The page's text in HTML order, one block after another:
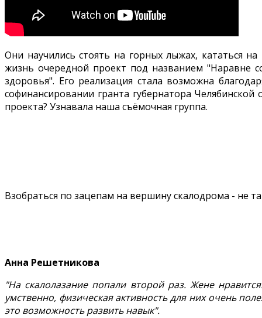
Они научились стоять на горных лыжах, кататься
жизнь очередной проект под названием "Наравне
здоровья". Его реализация стала возможна
софинансировании гранта губернатора
проекта? Узнавала наша съёмочная группа.
Взобраться по зацепам на вершину скалодрома - не
Анна Решетникова
"На скалолазание попали второй раз. Жене
умственно, физическая активность для них очень
это возможность развить навык".